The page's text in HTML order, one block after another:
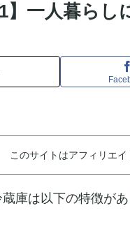
】一人暮ら
このサイトはアフィリエ
庫は以下の特徴があ